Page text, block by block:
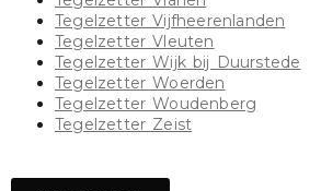
Tegelzetter Vijfheerenlanden
Tegelzetter Vleuten
Tegelzetter Wijk bij Duurstede
Tegelzetter Woerden
Tegelzetter Woudenberg
Tegelzetter Zeist